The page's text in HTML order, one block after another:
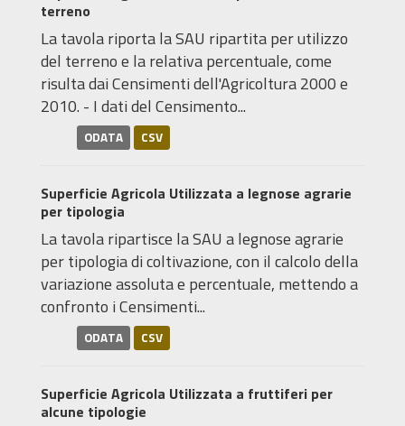
terreno
La tavola riporta la SAU ripartita per utilizzo
del terreno e la relativa percentuale, come
risulta dai Censimenti dell'Agricoltura 2000 e
2010. - I dati del Censimento...
ODATA CSV
Superficie Agricola Utilizzata a legnose agrarie
per tipologia
La tavola ripartisce la SAU a legnose agrarie
per tipologia di coltivazione, con il calcolo della
variazione assoluta e percentuale, mettendo a
confronto i Censimenti...
ODATA CSV
Superficie Agricola Utilizzata a fruttiferi per
alcune tipologie